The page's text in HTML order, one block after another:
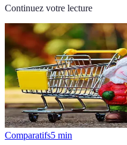
Continuez votre lecture
Comparatifs5 min